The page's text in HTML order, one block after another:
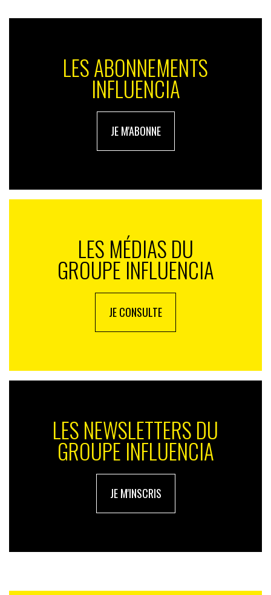
LES ABONNEMENTS
INFLUENCIA
JE M'ABONNE
LES MÉDIAS DU
GROUPE INFLUENCIA
JE CONSULTE
LES NEWSLETTERS DU
GROUPE INFLUENCIA
JE M'INSCRIS